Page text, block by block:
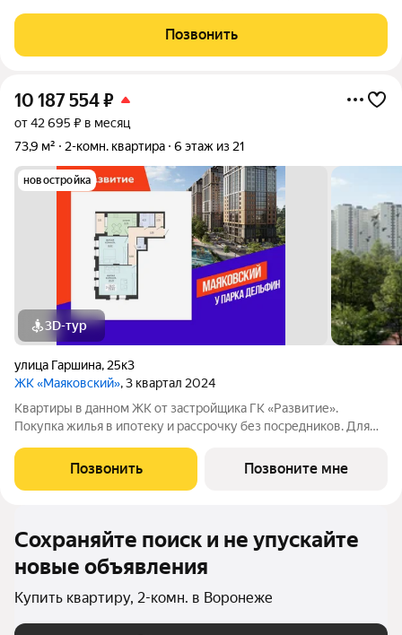
ремонт новые хозяева будут делать на свой вкус Общая
Позвонить
10 187 554₽
от 42 695 ₽ в месяц
73,9 м²
2-комн. квартира 6 этаж из 21
новостройка
3D-тур
улица Гаршина, 25к3
ЖК «Маяковский», 3 квартал 2024
Квартиры в данном ЖК от застройщика ГК «Развитие».
Покупка жилья в ипотеку и рассрочку без посредников. Для
обращайтесь в отдел продаж застройщика.
Позвонить Позвоните мне
Сохраняйте поиск и не упускайте
новые объявления
Купить квартиру, 2-комн. в Воронеже